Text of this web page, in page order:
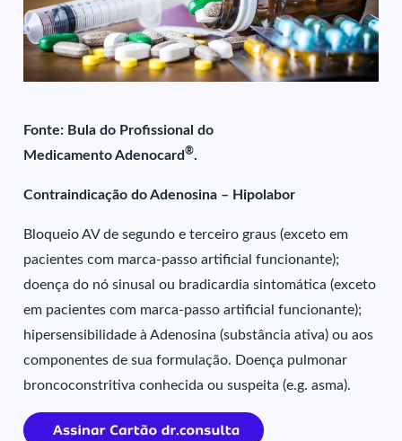
Fonte: Bula do Profissional do
Medicamento Adenocard®.
Contraindicação do Adenosina – Hipolabor
Bloqueio AV de segundo e terceiro graus (exceto em
pacientes com marca-passo artificial funcionante);
doença do nó sinusal ou bradicardia sintomática (exceto
em pacientes com marca-passo artificial funcionante);
hipersensibilidade à Adenosina (substância ativa) ou aos
componentes de sua formulação. Doença pulmonar
broncoconstritiva conhecida ou suspeita (e.g. asma).